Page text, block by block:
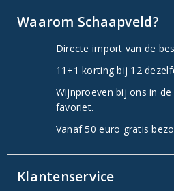
Waarom Schaapveld?
Directe import van de
11+1 korting bij 12
Wijnproeven bij ons in
favoriet.
Vanaf 50 euro gratis
Klantenservice